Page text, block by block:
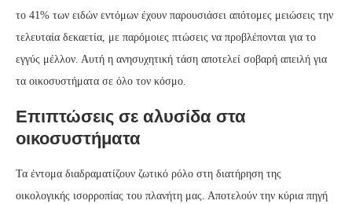
το 41% των ειδών εντόμων έχουν παρουσιάσει απότομες μειώσεις την
τελευταία δεκαετία, με παρόμοιες πτώσεις να προβλέπονται για το
εγγύς μέλλον. Αυτή η ανησυχητική τάση αποτελεί σοβαρή απειλή για
τα οικοσυστήματα σε όλο τον κόσμο.
Επιπτώσεις σε αλυσίδα στα
οικοσυστήματα
Τα έντομα διαδραματίζουν ζωτικό ρόλο στη διατήρηση της
οικολογικής ισορροπίας του πλανήτη μας. Αποτελούν την κύρια πηγή